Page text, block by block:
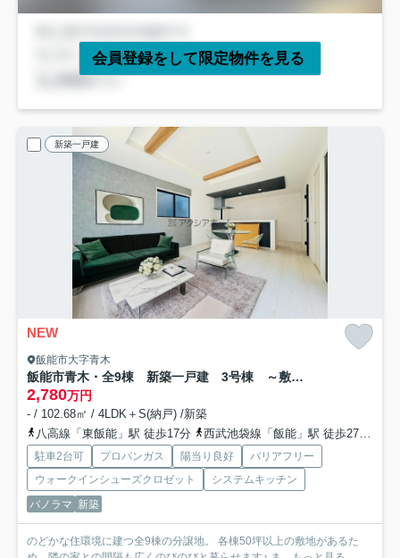
会員登録をして限定物件を見る
新築一戸建
NEW
飯能市大字青木
飯能市青木・全9棟 新築一戸建 3号棟 ～敷地50坪～
2,780万円
- / 102.68㎡ / 4LDK＋S(納戸) /新築
八高線「東飯能」駅 徒歩17分
西武池袋線「飯能」駅 徒歩27分
駐車2台可 プロパンガス 陽当り良好
バリアフリー
ウォークインシューズクロゼット
システムキッチン
パノラマ 新築
のどかな住環境に建つ全9棟の分譲地。 各棟50坪以上の敷地があるた